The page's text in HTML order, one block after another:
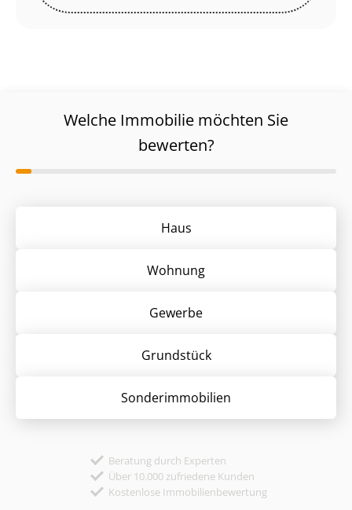
Welche Immobilie möchten Sie
bewerten?
Haus
Wohnung
Gewerbe
Grund­stück
Sonder­immobilien
Beratung durch Experten
Über 10.000 zufriedene Kunden
Kostenlose Immobilienbewertung